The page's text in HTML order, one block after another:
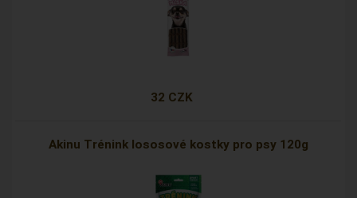
32 CZK
Akinu Trénink lososové kostky pro psy 120g